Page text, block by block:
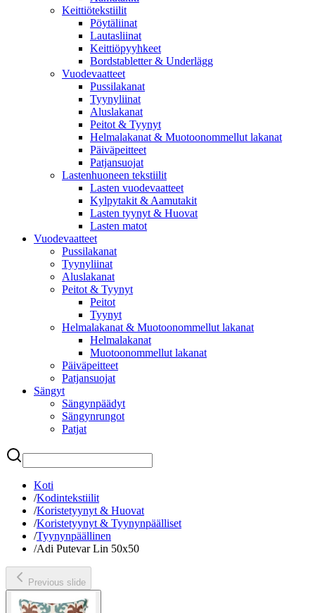
Keittiötekstiilit
Pöytäliinat
Lautasliinat
Keittiöpyyhkeet
Bordstabletter & Underlägg
Vuodevaatteet
Pussilakanat
Tyynyliinat
Aluslakanat
Peitot & Tyynyt
Helmalakanat & Muotoonommellut lakanat
Päiväpeitteet
Patjansuojat
Lastenhuoneen tekstiilit
Lasten vuodevaatteet
Kylpytakit & Aamutakit
Lasten tyynyt & Huovat
Lasten matot
Vuodevaatteet
Pussilakanat
Tyynyliinat
Aluslakanat
Peitot & Tyynyt
Peitot
Tyynyt
Helmalakanat & Muotoonommellut lakanat
Helmalakanat
Muotoonommellut lakanat
Päiväpeitteet
Patjansuojat
Sängyt
Sängynpäädyt
Sängynrungot
Patjat
Etsi
Koti
/Kodintekstiilit
/Koristetyynyt & Huovat
/Koristetyynyt & Tyynynpäälliset
/Tyynynpäällinen
/Adi Putevar Lin 50x50
Previous slide